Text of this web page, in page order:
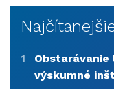
1
výskumné